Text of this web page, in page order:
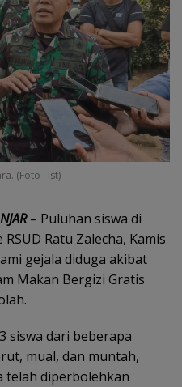
(Foto : Ist)
– Puluhan siswa di
Ratu Zalecha, Kamis
gejala diduga akibat
Makan Bergizi Gratis
siswa dari beberapa
mual, dan muntah,
telah diperbolehkan